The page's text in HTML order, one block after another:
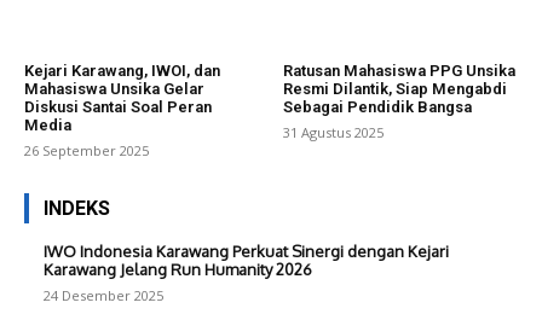
Kejari Karawang, IWOI, dan
Mahasiswa Unsika Gelar
Diskusi Santai Soal Peran
Media
26 September 2025
Ratusan Mahasiswa PPG Unsika
Resmi Dilantik, Siap Mengabdi
Sebagai Pendidik Bangsa
31 Agustus 2025
INDEKS
IWO Indonesia Karawang Perkuat Sinergi dengan Kejari
Karawang Jelang Run Humanity 2026
24 Desember 2025